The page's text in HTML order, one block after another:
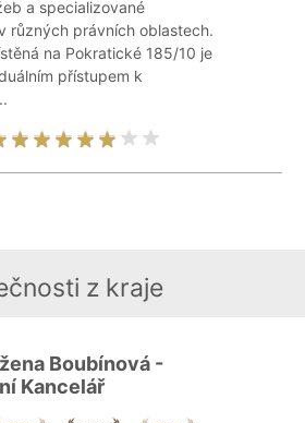
a specializované
různých právních oblastech.
na Pokratické 185/10 je
přístupem k
z kraje
Boubínová -
Kancelář